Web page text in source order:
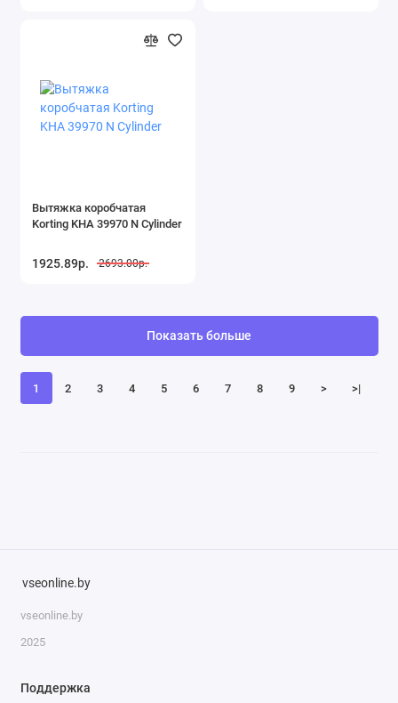
Вытяжка коробчатая
Korting KHA 39970 N Cylinder
1925.89р. 2693.00р.
1 2 3 4 5 6 7 8 9 > >|
Показать больше
vseonline.by
vseonline.by
2025
Поддержка